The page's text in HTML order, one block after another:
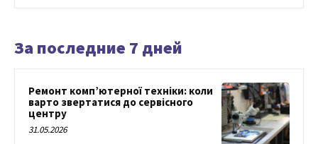
За последние 7 дней
Ремонт комп’ютерної техніки: коли
варто звертатися до сервісного
центру
31.05.2026